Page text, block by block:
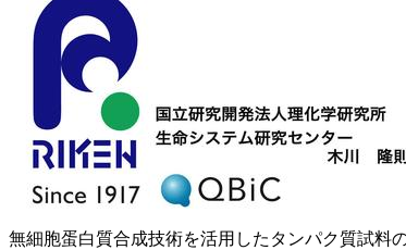
無細胞蛋白質合成技術を活用したタンパク質試料